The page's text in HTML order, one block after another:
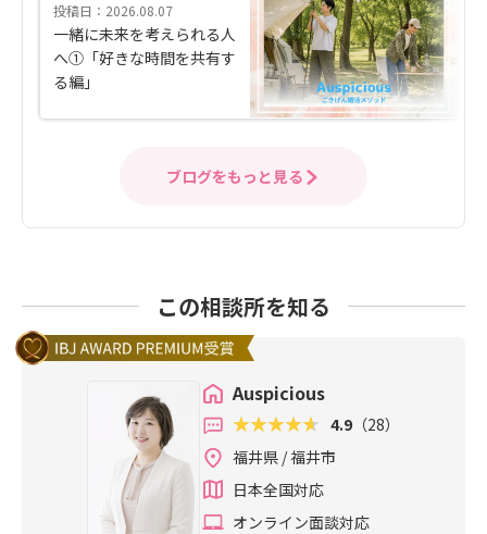
投稿日：2026.08.07
一緒に未来を考えられる人
へ①「好きな時間を共有す
る編」
ブログをもっと見る
この相談所を知る
Auspicious
4.9 （28）
福井県 / 福井市
日本全国対応
オンライン面談対応